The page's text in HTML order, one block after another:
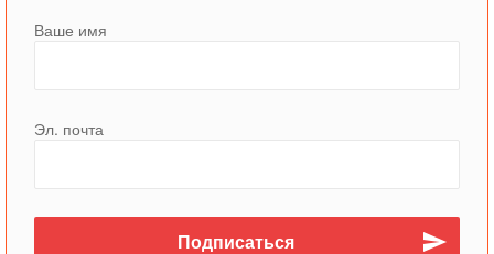
Ваше имя
Эл. почта